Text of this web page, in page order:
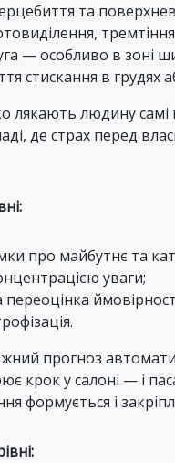
та
— особливо в зоні
стискання в грудях
лякають людину
де страх перед
про майбутнє та
уваги;
переоцінка
прогноз
крок у салоні — і
формується і